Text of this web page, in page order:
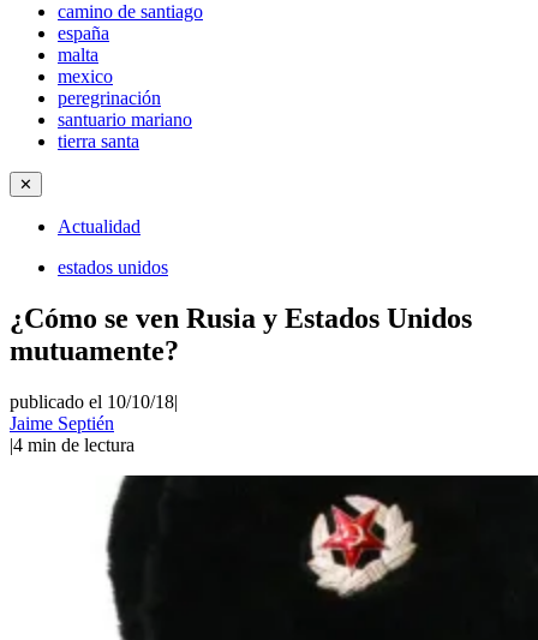
camino de santiago
españa
malta
mexico
peregrinación
santuario mariano
tierra santa
✕
Actualidad
estados unidos
¿Cómo se ven Rusia y Estados Unidos
mutuamente?
publicado el 10/10/18|
Jaime Septién
|4 min de lectura